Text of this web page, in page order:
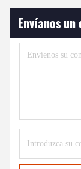
Envíanos